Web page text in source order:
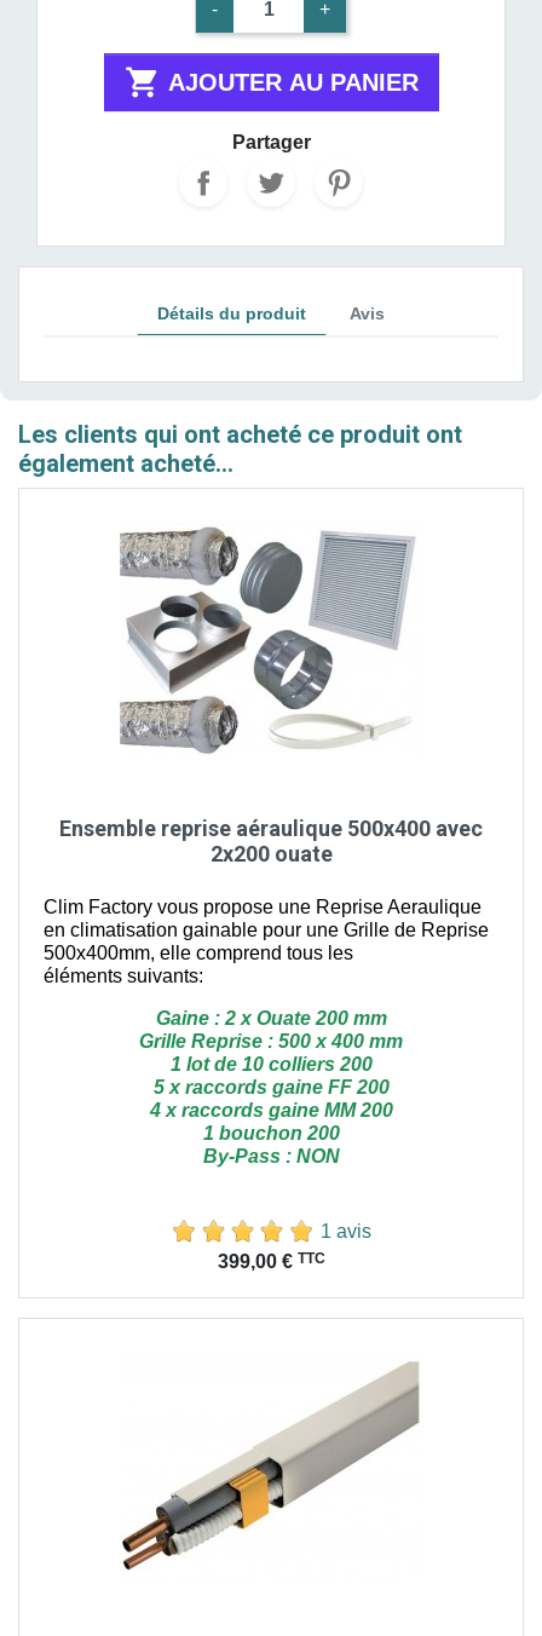
-
+
 AJOUTER AU PANIER
Partager
Détails du produit Avis
Les clients qui ont acheté ce produit ont
également acheté...
Ensemble reprise aéraulique 500x400 avec
2x200 ouate
Clim Factory vous propose une Reprise Aeraulique
en climatisation gainable pour une Grille de Reprise
500x400mm, elle comprend tous les
éléments suivants:
Gaine : 2 x Ouate 200 mm
Grille Reprise : 500 x 400 mm
1 lot de 10 colliers 200
5 x raccords gaine FF 200
4 x raccords gaine MM 200
1 bouchon 200
By-Pass : NON
1 avis
399,00 € TTC